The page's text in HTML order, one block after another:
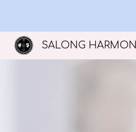
SALONG